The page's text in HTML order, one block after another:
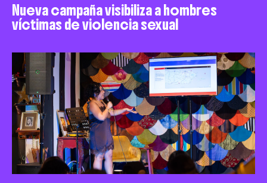
Nueva campaña visibiliza a hombres
víctimas de violencia sexual